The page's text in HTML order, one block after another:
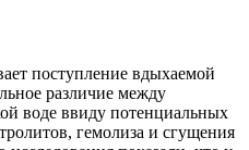
поступление вдыхаемой
различие между
воде ввиду потенциальных
гемолиза и сгущения